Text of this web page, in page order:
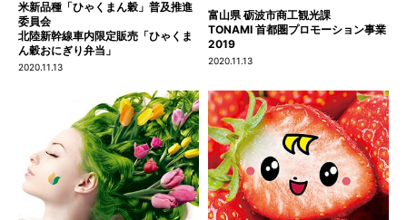
米新品種「ひゃくまん穀」普及推進
委員会
北陸新幹線車内限定販売「ひゃくま
ん穀おにぎり弁当」
2020.11.13
富山県 砺波市商工観光課
TONAMI 首都圏プロモーション事業
2019
2020.11.13